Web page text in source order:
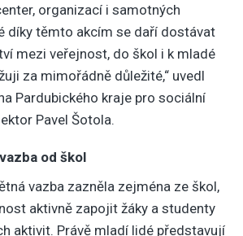
organizací i samotných
díky těmto akcím se daří dostávat
mezi veřejnost, do škol i k mladé
za mimořádně důležité,“ uvedl
Pardubického kraje pro sociální
Pavel Šotola.
od škol
vazba zazněla zejména ze škol,
aktivně zapojit žáky a studenty
aktivit. Právě mladí lidé představují